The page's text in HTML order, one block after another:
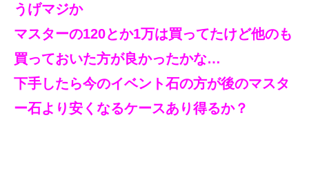
うげマジか
マスターの120とか1万は買ってたけど他のも
買っておいた方が良かったかな…
下手したら今のイベント石の方が後のマスタ
ー石より安くなるケースあり得るか？